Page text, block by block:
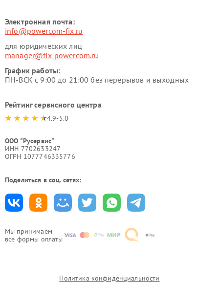
Мы принимаем
все формы оплаты
Электронная почта:
info@powercom-fix.ru
для юридических лиц
manager@fix-powercom.ru
График работы:
ПН-ВСК с 9:00 до 21:00 без перерывов и выходных
Рейтинг сервисного центра
4.9-5.0
ООО "Русервис"
ИНН 7702633247
ОГРН 1077746335776
Поделиться в соц. сетях:
Политика конфиденциальности